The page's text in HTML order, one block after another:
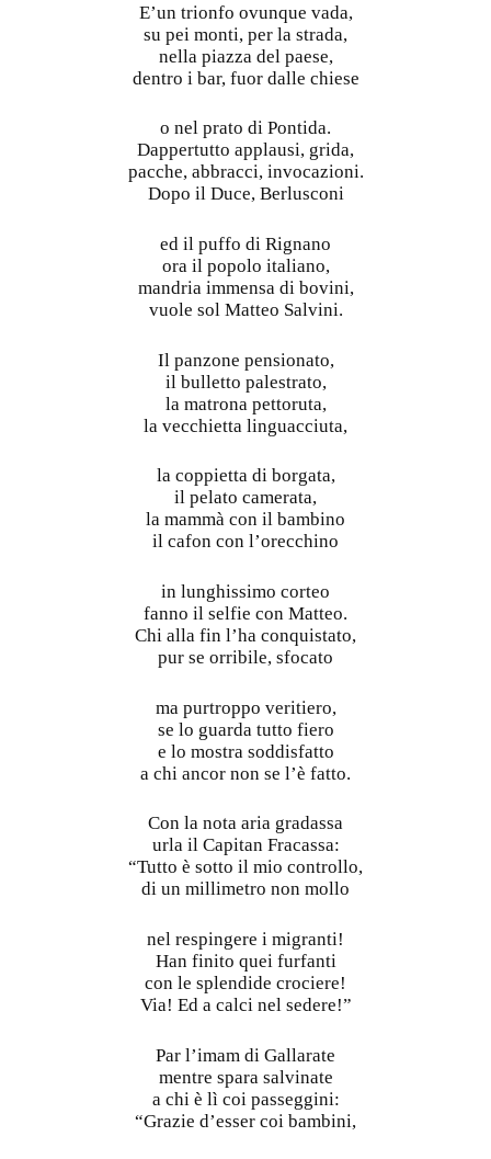
E’un trionfo ovunque vada,
su pei monti, per la strada,
nella piazza del paese,
dentro i bar, fuor dalle chiese
o nel prato di Pontida.
Dappertutto applausi, grida,
pacche, abbracci, invocazioni.
Dopo il Duce, Berlusconi
ed il puffo di Rignano
ora il popolo italiano,
mandria immensa di bovini,
vuole sol Matteo Salvini.
Il panzone pensionato,
il bulletto palestrato,
la matrona pettoruta,
la vecchietta linguacciuta,
la coppietta di borgata,
il pelato camerata,
la mammà con il bambino
il cafon con l’orecchino
in lunghissimo corteo
fanno il selfie con Matteo.
Chi alla fin l’ha conquistato,
pur se orribile, sfocato
ma purtroppo veritiero,
se lo guarda tutto fiero
e lo mostra soddisfatto
a chi ancor non se l’è fatto.
Con la nota aria gradassa
urla il Capitan Fracassa:
“Tutto è sotto il mio controllo,
di un millimetro non mollo
nel respingere i migranti!
Han finito quei furfanti
con le splendide crociere!
Via! Ed a calci nel sedere!”
Par l’imam di Gallarate
mentre spara salvinate
a chi è lì coi passeggini:
“Grazie d’esser coi bambini,